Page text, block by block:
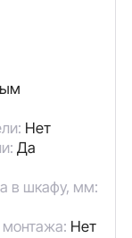
Нет
Да
в шкафу, мм:
Нет